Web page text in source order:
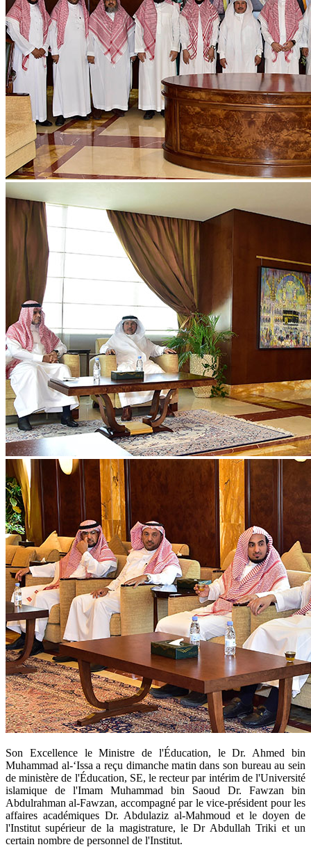
​Son Excellence le Ministre de l'Éducation, le Dr. Ahmed bin
Muhammad al-‘Issa a reçu dimanche matin dans son bureau au sein
de ministère de l'Éducation, SE, le recteur par intérim de l'Université
islamique de l'Imam Muhammad bin Saoud Dr. Fawzan bin
Abdulrahman al-Fawzan, accompagné par le vice-président pour les
affaires académiques Dr. Abdulaziz al-Mahmoud et le doyen de
l'Institut supérieur de la magistrature, le Dr Abdullah Triki et un
certain nombre de personnel de l'Institut.